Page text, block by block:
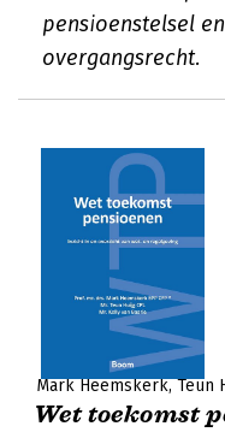
pensioenstelsel
overgangsrecht.
Mark Heemskerk Teun
Wet toekomst